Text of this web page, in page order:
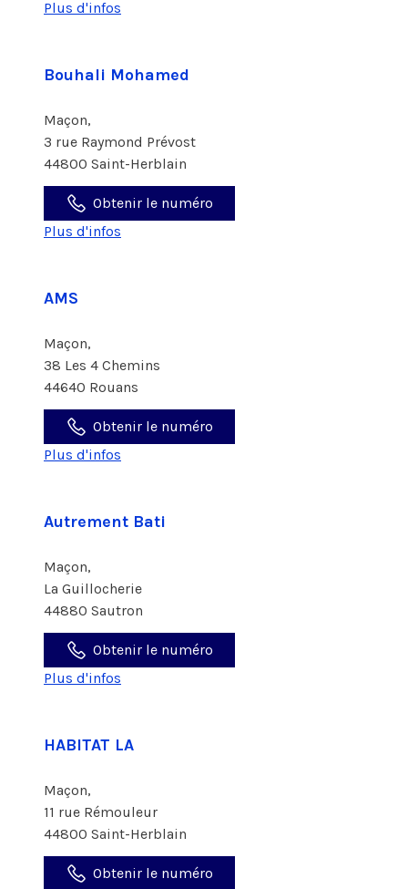
Plus d'infos
Bouhali Mohamed
Maçon,
3 rue Raymond Prévost
44800 Saint-Herblain
Obtenir le numéro
Plus d'infos
AMS
Maçon,
38 Les 4 Chemins
44640 Rouans
Obtenir le numéro
Plus d'infos
Autrement Bati
Maçon,
La Guillocherie
44880 Sautron
Obtenir le numéro
Plus d'infos
HABITAT LA
Maçon,
11 rue Rémouleur
44800 Saint-Herblain
Obtenir le numéro